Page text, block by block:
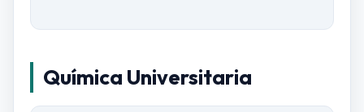
Química Universitaria